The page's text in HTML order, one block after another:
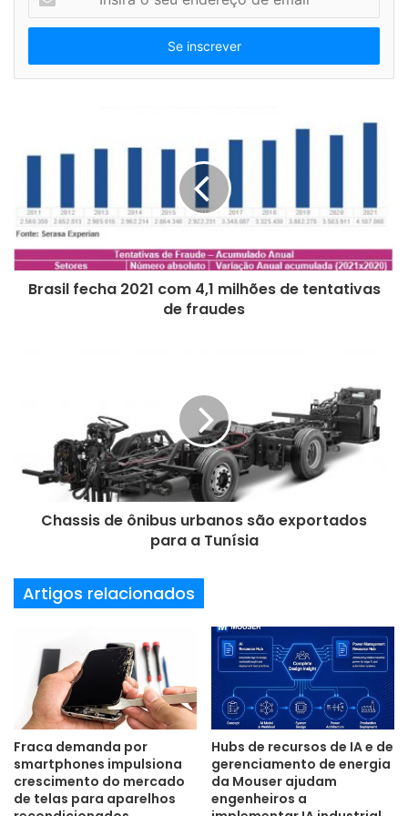
Manutenção
modular motores partida
s
r
u
d
e
r
ç
Brasil fecha 2021 com 4,1 milhões de tentativas
de fraudes
Chassis de ônibus urbanos são exportados
para a Tunísia
Artigos relacionados
Fraca demanda por
smartphones impulsiona
crescimento do mercado
de telas para aparelhos
Hubs de recursos de IA e de
gerenciamento de energia
da Mouser ajudam
engenheiros a